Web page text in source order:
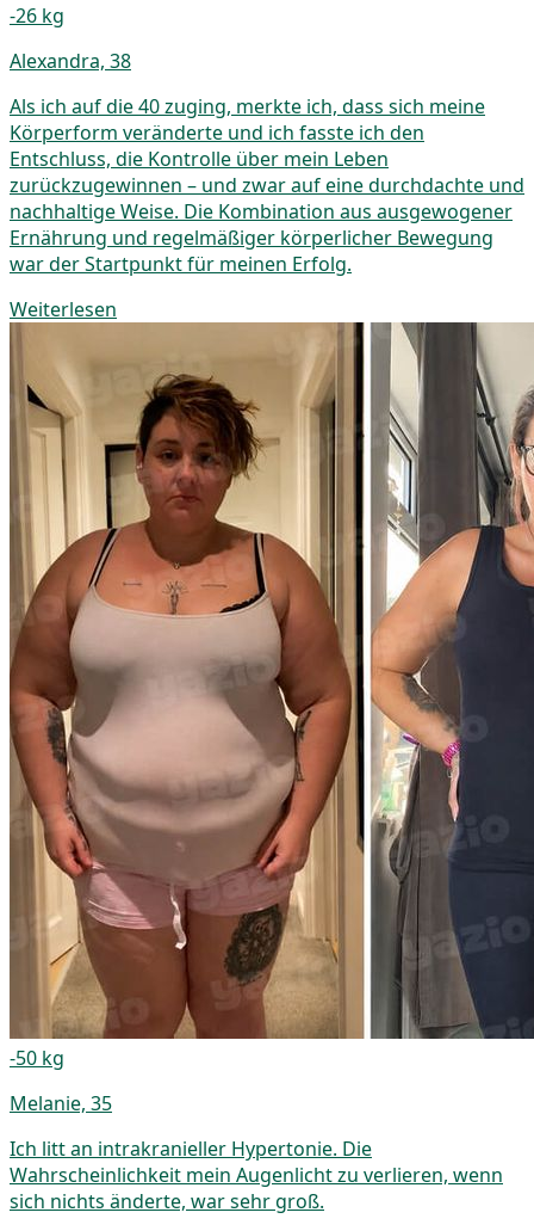
-26 kg
Alexandra, 38
Als ich auf die 40 zuging, merkte ich, dass sich meine
Körperform veränderte und ich fasste ich den
Entschluss, die Kontrolle über mein Leben
zurückzugewinnen – und zwar auf eine durchdachte und
nachhaltige Weise. Die Kombination aus ausgewogener
Ernährung und regelmäßiger körperlicher Bewegung
war der Startpunkt für meinen Erfolg.
Weiterlesen
-50 kg
Melanie, 35
Ich litt an intrakranieller Hypertonie. Die
Wahrscheinlichkeit mein Augenlicht zu verlieren, wenn
sich nichts änderte, war sehr groß.